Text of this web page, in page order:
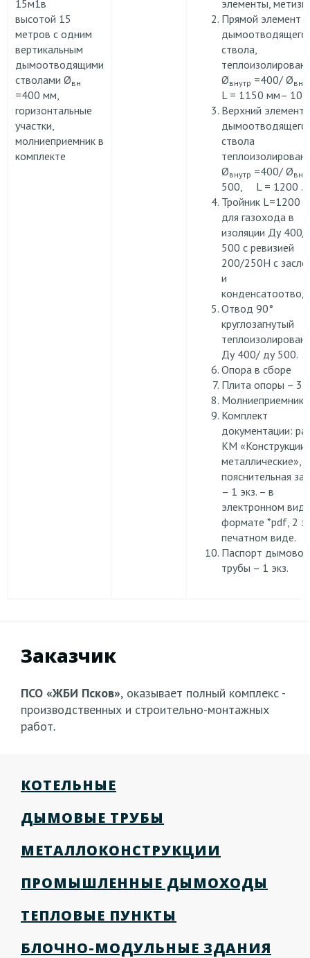
15м1в
высотой 15
метров с одним
вертикальным
дымоотводящими
стволами Øвн
=400 мм,
горизонтальные
участки,
молниеприемник в
комплекте
элементы,
Прямой элемент
дымоотводящего
ствола,
Øвнутр =400/ Ø
L = 1150 мм– 10
Верхний элемент
дымоотводящего
ствола
Øвнутр =400/ Ø
500, L = 1200 .
Тройник L=1200
для газохода в
изоляции Ду 400/
500 с ревизией
200/250Н с
и
Отвод 90°
круглозагнутый
Ду 400/ ду 500.
Опора в сборе
Плита опоры – 3
Молниеприемник
Комплект
документации:
КМ «Конструкции
металлические»,
пояснительная
– 1 экз. – в
электронном
формате *pdf, 2
печатном виде.
Паспорт дымовой
трубы – 1 экз.
Заказчик
ПСО «ЖБИ Псков», оказывает полный комплекс -
производственных и строительно-монтажных
работ.
КОТЕЛЬНЫЕ
ДЫМОВЫЕ ТРУБЫ
МЕТАЛЛОКОНСТРУКЦИИ
ПРОМЫШЛЕННЫЕ ДЫМОХОДЫ
ТЕПЛОВЫЕ ПУНКТЫ
БЛОЧНО-МОДУЛЬНЫЕ ЗДАНИЯ